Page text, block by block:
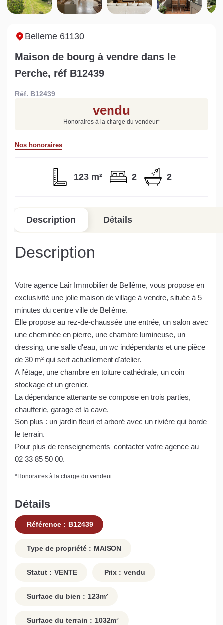
Sarthe pour booster sa
vente
quelles sont les
conséquences ?
Estimez votre bien en ligne.
en quelques clics.
Belleme 61130
Maison de bourg à vendre dans le
Perche, réf B12439
Réf. B12439
vendu
Honoraires à la charge du vendeur*
Nos honoraires
123 m² 2 2
Description Détails
Description
Votre agence Lair Immobilier de Bellême, vous propose en
exclusivité une jolie maison de village à vendre, située à 5
minutes du centre ville de Bellême.
Elle propose au rez-de-chaussée une entrée, un salon avec
une cheminée en pierre, une chambre lumineuse, un
dressing, une salle d'eau, un wc indépendants et une pièce
de 30 m² qui sert actuellement d'atelier.
A l'étage, une chambre en toiture cathédrale, un coin
stockage et un grenier.
La dépendance attenante se compose en trois parties,
chaufferie, garage et la cave.
Son plus : un jardin fleuri et arboré avec un rivière qui borde
le terrain.
Pour plus de renseignements, contacter votre agence au
02 33 85 50 00.
*Honoraires à la charge du vendeur
Détails
Référence : B12439
Type de propriété : MAISON
Statut : VENTE Prix : vendu
Surface du bien : 123m²
Surface du terrain : 1032m²